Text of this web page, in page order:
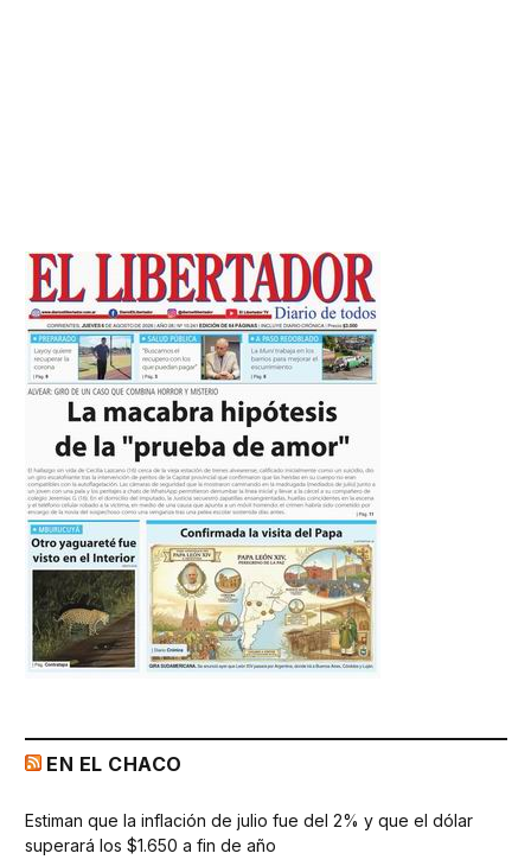
EN EL CHACO
Estiman que la inflación de julio fue del 2% y que el dólar
superará los $1.650 a fin de año